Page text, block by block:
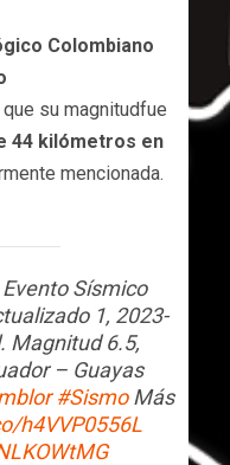
Colombiano
su magnitudfue
44 kilómetros en
mencionada.
Sísmico
1, 2023-
Magnitud 6.5,
– Guayas
#SismoMás
h4VVP0556L